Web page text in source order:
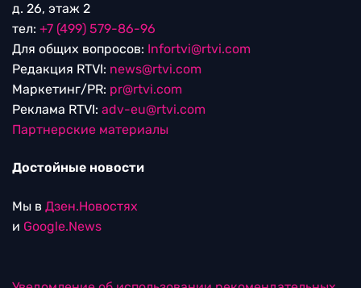
д. 26, этаж 2
тел: +7 (499) 579-86-96
Для общих вопросов: Infortvi@rtvi.com
Редакция RTVI: news@rtvi.com
Маркетинг/PR: pr@rtvi.com
Реклама RTVI: adv-eu@rtvi.com
Партнерские материалы
Достойные новости
Мы в Дзен.Новостях
и Google.News